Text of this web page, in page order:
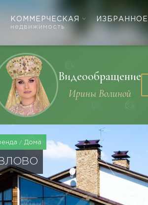
КОММЕРЧЕСКАЯ
недвижимость
ИЗБРАННОЕ
Видеообращение
Ирины Волиной
Дома